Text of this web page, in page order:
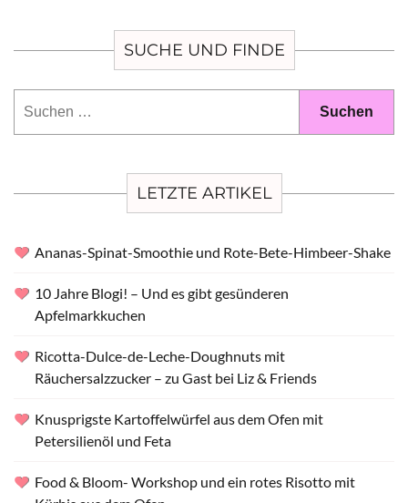
SUCHE UND FINDE
LETZTE ARTIKEL
Ananas-Spinat-Smoothie und Rote-Bete-Himbeer-Shake
10 Jahre Blogi! – Und es gibt gesünderen
Apfelmarkkuchen
Ricotta-Dulce-de-Leche-Doughnuts mit
Räuchersalzzucker – zu Gast bei Liz & Friends
Knusprigste Kartoffelwürfel aus dem Ofen mit
Petersilienöl und Feta
Food & Bloom- Workshop und ein rotes Risotto mit